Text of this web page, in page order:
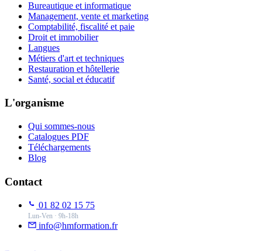
Bureautique et informatique
Management, vente et marketing
Comptabilité, fiscalité et paie
Droit et immobilier
Langues
Métiers d'art et techniques
Restauration et hôtellerie
Santé, social et éducatif
L'organisme
Qui sommes-nous
Catalogues PDF
Téléchargements
Blog
Contact
01 82 02 15 75
Lun-Ven · 9h-18h
info@hmformation.fr